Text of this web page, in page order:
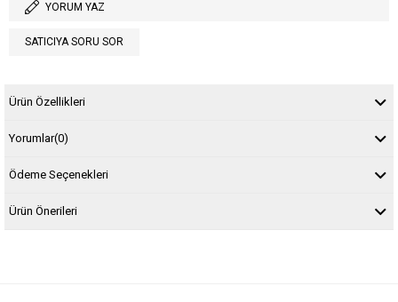
YORUM YAZ
SATICIYA SORU SOR
Ürün Özellikleri
Yorumlar(0)
Ödeme Seçenekleri
Ürün Önerileri